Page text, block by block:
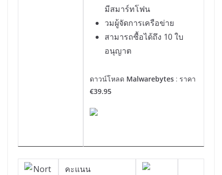
มีสมาร์ทโฟน
วมผู้จัดการเครือข่าย
สามารถซื้อได้ถึง 10 ใบ
อนุญาต
ดาวน์โหลด Malwarebytes : ราคา
€39.95
คะแนน